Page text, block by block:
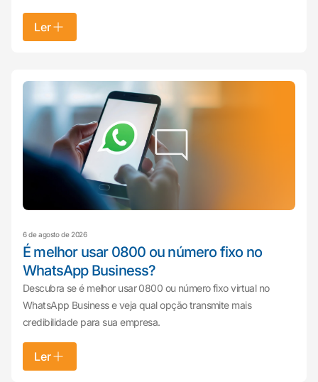
Ler
6 de agosto de 2026
É melhor usar 0800 ou número fixo no
WhatsApp Business?
Descubra se é melhor usar 0800 ou número fixo virtual no
WhatsApp Business e veja qual opção transmite mais
credibilidade para sua empresa.
Ler